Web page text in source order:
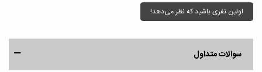
اولین نفری باشید که نظر می‌دهد!
سوالات متداول